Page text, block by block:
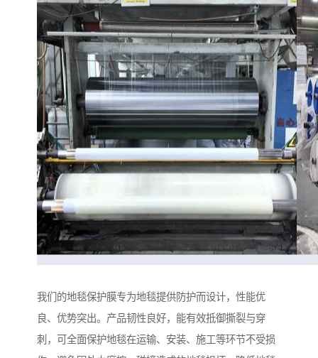
我们的地毯保护膜专为地毯提供防护而设计，性能优
良、优势突出。产品韧性良好，能有效抵御撕裂与穿
刺，可全面保护地毯在运输、安装、施工等环节不受损